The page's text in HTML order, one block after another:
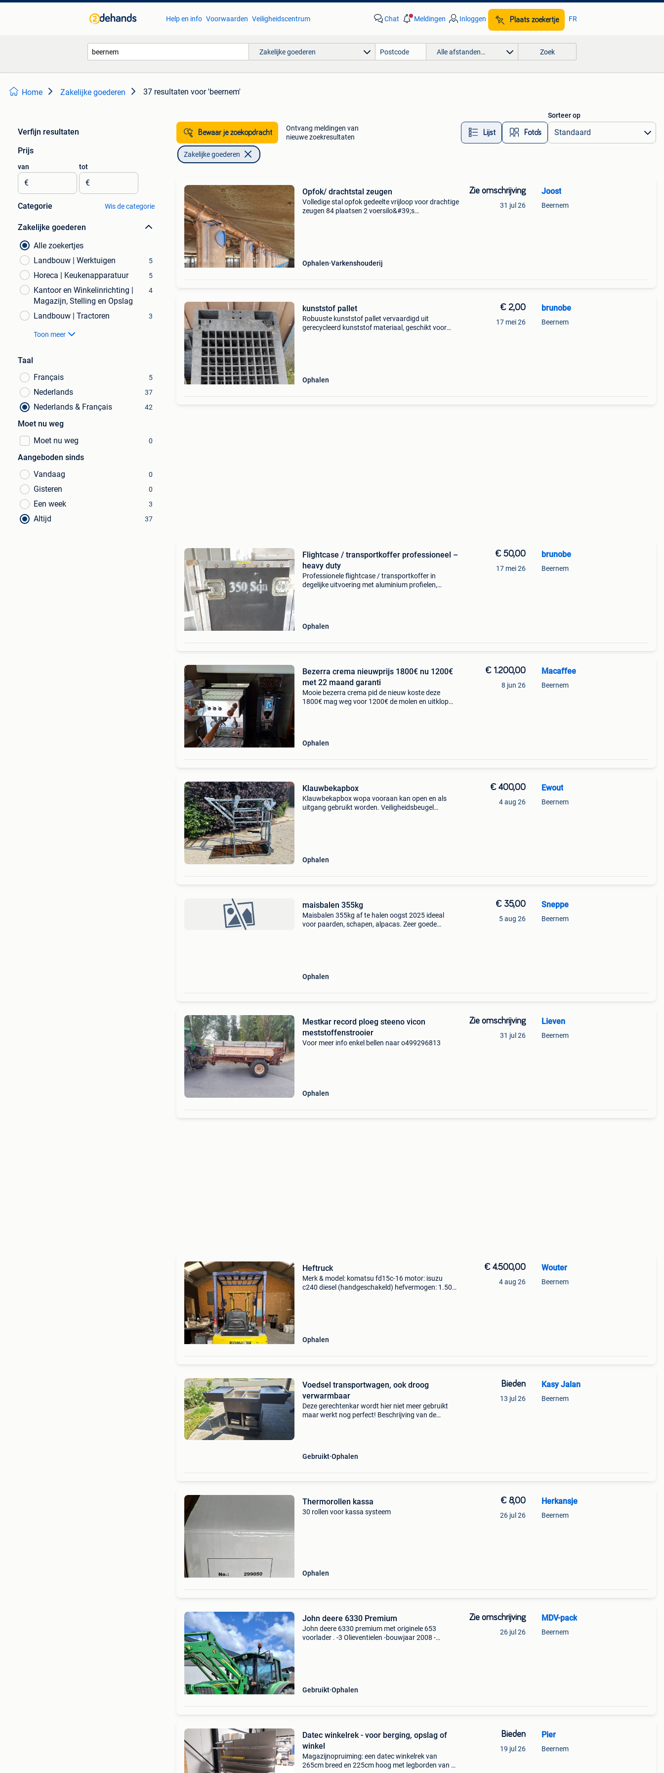
Help en info Voorwaarden Veiligheidscentrum Chat Meldingen Inloggen Plaats zoekertje FR
Zakelijke goederen Alle afstanden… Zoek
Home Zakelijke goederen 37 resultaten voor 'beernem'
Verfijn resultaten
Prijs
van
€
tot
€
Categorie Wis de categorie
Zakelijke goederen
Alle zoekertjes
Landbouw | Werktuigen
5
Horeca | Keukenapparatuur 5
Kantoor en Winkelinrichting |
Magazijn, Stelling en Opslag
4
Landbouw | Tractoren 3
Toon meer
Taal
Français
5
Nederlands 37
Nederlands & Français 42
Moet nu weg
Moet nu weg
0
Aangeboden sinds
Vandaag
0
Gisteren 0
Een week 3
Altijd 37
Bewaar je zoekopdracht
Ontvang meldingen van
nieuwe zoekresultaten
Lijst Foto’s
Sorteer op
Zakelijke goederen
Opfok/ drachtstal zeugen
Volledige stal opfok gedeelte vrijloop voor drachtige
zeugen 84 plaatsen 2 voersilo&#39;s
Ophalen Varkenshouderij
Zie omschrijving
31 jul 26
Joost
Beernem
kunststof pallet
Robuuste kunststof pallet vervaardigd uit
gerecycleerd kunststof materiaal, geschikt voor
Ophalen
€ 2,00
17 mei 26
brunobe
Beernem
Flightcase / transportkoffer professioneel –
heavy duty
Professionele flightcase / transportkoffer in
degelijke uitvoering met aluminium profielen,
Ophalen
€ 50,00
17 mei 26
brunobe
Beernem
Bezerra crema nieuwprijs 1800€ nu 1200€
met 22 maand garanti
Mooie bezerra crema pid de nieuw koste deze
1800€ mag weg voor 1200€ de molen en uitklop
Ophalen
€ 1.200,00
8 jun 26
Macaffee
Beernem
Klauwbekapbox
Klauwbekapbox wopa vooraan kan open en als
uitgang gebruikt worden. Veiligheidsbeugel
Ophalen
€ 400,00
4 aug 26
Ewout
Beernem
maisbalen 355kg
Maisbalen 355kg af te halen oogst 2025 ideeal
voor paarden, schapen, alpacas. Zeer goede
Ophalen
€ 35,00
5 aug 26
Sneppe
Beernem
Mestkar record ploeg steeno vicon
meststoffenstrooier
Voor meer info enkel bellen naar o499296813
Ophalen
Zie omschrijving
31 jul 26
Lieven
Beernem
Heftruck
Merk & model: komatsu fd15c-16 motor: isuzu
c240 diesel (handgeschakeld) hefvermogen: 1.500
Ophalen
€ 4.500,00
4 aug 26
Wouter
Beernem
Voedsel transportwagen, ook droog
verwarmbaar
Deze gerechtenkar wordt hier niet meer gebruikt
maar werkt nog perfect! Beschrijving van de
Gebruikt Ophalen
Bieden
13 jul 26
Kasy Jalan
Beernem
Thermorollen kassa
30 rollen voor kassa systeem
Ophalen
€ 8,00
26 jul 26
Herkansje
Beernem
John deere 6330 Premium
John deere 6330 premium met originele 653
voorlader . -3 Olieventielen -bouwjaar 2008 -
Gebruikt Ophalen
Zie omschrijving
26 jul 26
MDV-pack
Beernem
Datec winkelrek - voor berging, opslag of
winkel
Magazijnopruiming: een datec winkelrek van
265cm breed en 225cm hoog met legborden van 60
Bieden
19 jul 26
Pier
Beernem